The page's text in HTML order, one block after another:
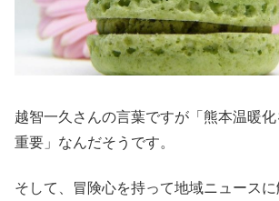
越智一久さんの言葉ですが「熊本温暖
重要」なんだそうです。
そして、冒険心を持って地域ニュース